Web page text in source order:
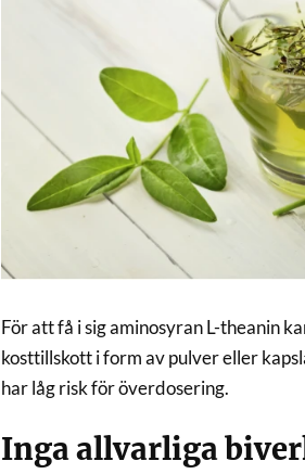
För att få i sig aminosyran L-theanin
kosttillskott i form av pulver eller
har låg risk för överdosering.
Inga allvarliga